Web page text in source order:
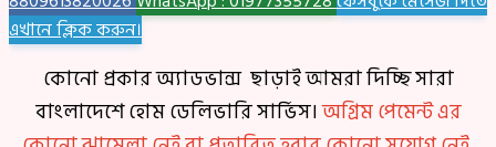
এখানে ক্লিক করুন।
কোনো প্রকার অ্যাডভান্স ছাড়াই আমরা দিচ্ছি সারা
বাংলাদেশে হোম ডেলিভারি সার্ভিস।অগ্রিম পেমেন্ট এর